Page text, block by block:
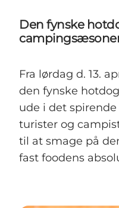
Den fynske
Fra lørdag d. 13.
den fynske
ude i det
turister og
til at smage på
fast foodens